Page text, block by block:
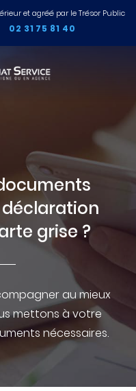
et agréé par le Trésor Public
02 31 75 81 40
grise ?
au mieux
mettons à votre
nécessaires.